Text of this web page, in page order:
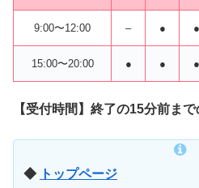
9:00〜12:00 – ● ●
15:00〜20:00 ● ● ●
【受付時間】終了の15分前ま
◆
トップページ